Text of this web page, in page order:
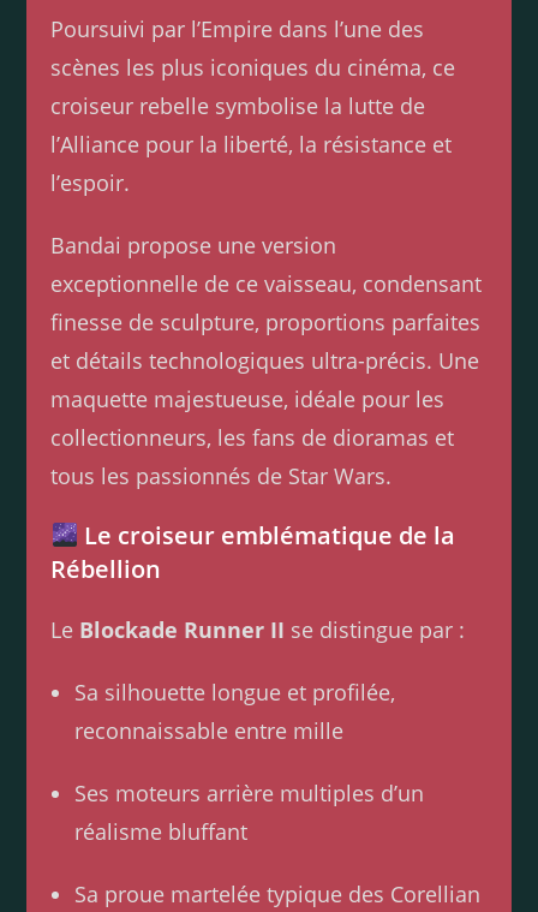
Poursuivi par l’Empire dans l’une des
scènes les plus iconiques du cinéma, ce
croiseur rebelle symbolise la lutte de
l’Alliance pour la liberté, la résistance et
l’espoir.
Bandai propose une version
exceptionnelle de ce vaisseau, condensant
finesse de sculpture, proportions parfaites
et détails technologiques ultra-précis. Une
maquette majestueuse, idéale pour les
collectionneurs, les fans de dioramas et
tous les passionnés de Star Wars.
Le croiseur emblématique de la
Rébellion
Le Blockade Runner II se distingue par :
Sa silhouette longue et profilée,
reconnaissable entre mille
Ses moteurs arrière multiples d’un
réalisme bluffant
Sa proue martelée typique des Corellian